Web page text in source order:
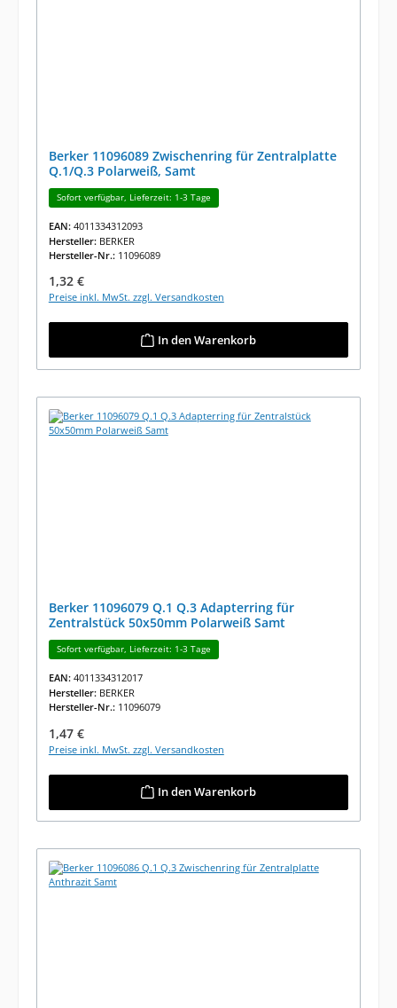
Berker 11096089 Zwischenring für Zentralplatte
Q.1/Q.3 Polarweiß, Samt
Sofort verfügbar, Lieferzeit: 1-3 Tage
EAN: 4011334312093
Hersteller: BERKER
Hersteller-Nr.: 11096089
Regulärer Preis:
1,32 €
Preise inkl. MwSt. zzgl. Versandkosten
In den Warenkorb
Berker 11096079 Q.1 Q.3 Adapterring für
Zentralstück 50x50mm Polarweiß Samt
Sofort verfügbar, Lieferzeit: 1-3 Tage
EAN: 4011334312017
Hersteller: BERKER
Hersteller-Nr.: 11096079
Regulärer Preis:
1,47 €
Preise inkl. MwSt. zzgl. Versandkosten
In den Warenkorb